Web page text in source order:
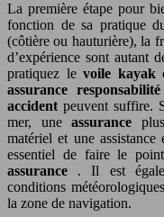
La première étape pour
fonction de sa pratique
(côtière ou hauturière), la
d’expérience sont autant
pratiquez le voile kayak
assurance
accident peuvent suffire.
mer, une assurance
matériel et une
essentiel de faire le
assurance . Il est
conditions
la zone de navigation.